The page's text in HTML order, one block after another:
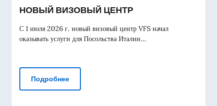
НОВЫЙ ВИЗОВЫЙ ЦЕНТР
С 1 июля 2026 г. новый визовый центр VFS начал
оказывать услуги для Посольства Италии...
ПодробнееНОВЫЙ ВИЗОВЫЙ ЦЕНТР